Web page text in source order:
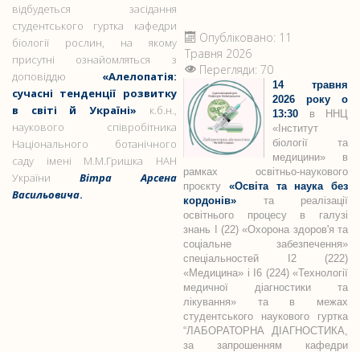
відбудеться засідання
студентського гуртка кафедри
біології рослин, на якому
присутні ознайомляться з
доповіддю «Алелопатія:
сучасні тенденції розвитку
в світі й Україні» к.б.н.,
наукового співробітника
Національного ботанічного
саду імені М.М.Гришка НАН
України Вітра Арсена
Васильовича.
Опубліковано: 11
Травня 2026
Перегляди: 70
14 травня
2026 року о
13:30 в ННЦ
«Інститут
біології та
медицини» в
рамках освітньо-наукового
проєкту«Освіта та наука без
кордонів» та реалізації
освітнього процесу в галузі
знань I (22) «Охорона здоров'я та
соціальне забезпечення»
спеціальностей І2 (222)
«Медицина» і І6 (224) «Технології
медичної діагностики та
лікування» та в межах
студентського наукового гуртка
“ЛАБОРАТОРНА ДІАГНОСТИКА,
за запрошенням кафедри